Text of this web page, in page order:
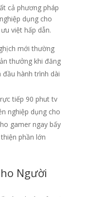
cả phương pháp
dụng cho
việt hấp dẫn.
mới thường
thưởng khi đăng
hành trình dài
tiếp 90 phut tv
nghiệp dụng cho
gamer ngay bấy
phần lớn
Người